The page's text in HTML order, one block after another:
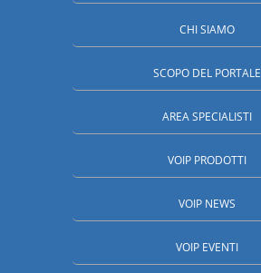
CHI SIAMO
SCOPO DEL PORTALE
AREA SPECIALISTI
VOIP PRODOTTI
VOIP NEWS
VOIP EVENTI